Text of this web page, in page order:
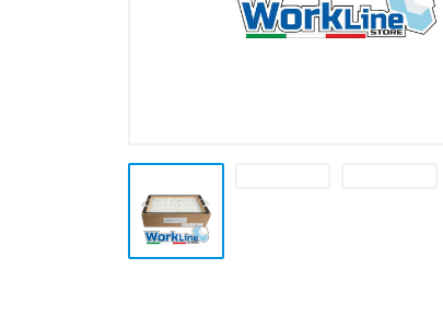
Altre Lavorazioni